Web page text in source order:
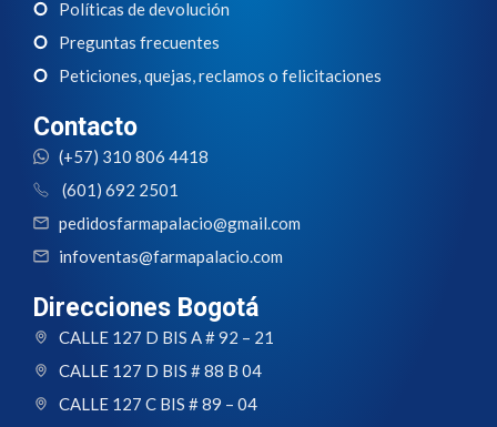
Políticas de devolución
Preguntas frecuentes
Peticiones, quejas, reclamos o felicitaciones
Contacto
(+57) 310 806 4418
(601) 692 2501
pedidosfarmapalacio@gmail.com
infoventas@farmapalacio.com
Direcciones Bogotá
CALLE 127 D BIS A # 92 – 21
CALLE 127 D BIS # 88 B 04
CALLE 127 C BIS # 89 – 04